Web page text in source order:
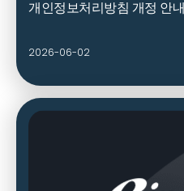
개인정보처리방침 개정 안내
2026-06-02